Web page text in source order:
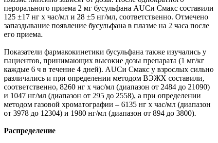
перорального приема 2 мг бусульфана AUCи Смакс составили
125 ±17 нг х час/мл и 28 ±5 нг/мл, соответственно. Отмечено
запаздывание появление бусульфана в плазме на 2 часа после
его приема.
Показатели фармакокинетики бусульфана также изучались у
пациентов, принимающих высокие дозы препарата (1 мг/кг
каждые 6 ч в течение 4 дней). AUCи Смакс у взрослых сильно
различались и при определении методом ВЭЖХ составили,
соответственно, 8260 нг х час/мл (диапазон от 2484 до 21090)
и 1047 нг/мл (диапазон от 295 до 2558), а при определении
методом газовой хроматографии – 6135 нг х час/мл (диапазон
от 3978 до 12304) и 1980 нг/мл (диапазон от 894 до 3800).
Распределение